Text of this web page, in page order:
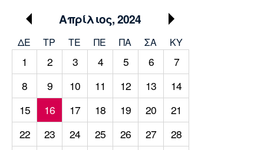
Μπαρτσελόνα
Ρεάλ
Ατλέτικο
Μάντσεστερ
Τσέλσι Άρσεναλ
Απρίλιος, 2024
ΔΕ ΤΡ TΕ ΠΕ ΠΑ ΣΑ ΚΥ
1 2 3 4 5 6
7
8
9 10 11 12 13
14
15
16 17 18 19 20
21
22
23 24 25 26 27
28